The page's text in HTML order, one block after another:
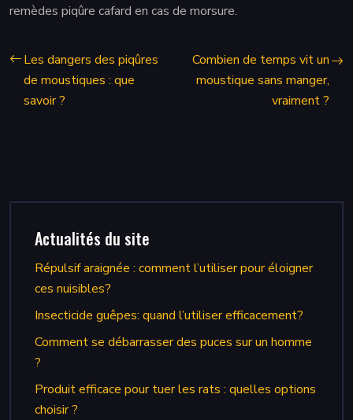
remèdes piqûre cafard en cas de morsure.
Les dangers des piqûres
de moustiques : que
savoir ?
Combien de temps vit un
moustique sans manger,
vraiment ?
Actualités du site
Répulsif araignée : comment l’utiliser pour éloigner
ces nuisibles?
Insecticide guêpes: quand l’utiliser efficacement?
Comment se débarrasser des puces sur un homme
?
Produit efficace pour tuer les rats : quelles options
choisir ?